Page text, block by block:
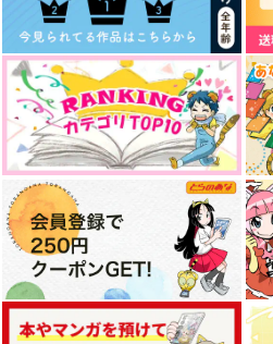
WEB再録集 vol,1
H'id.
1,642円（税込）
桜木花道
サンプル
作品詳細
WEB再録集
H'id.
4,244円（税込）
桜木花道
サンプル
作品詳細